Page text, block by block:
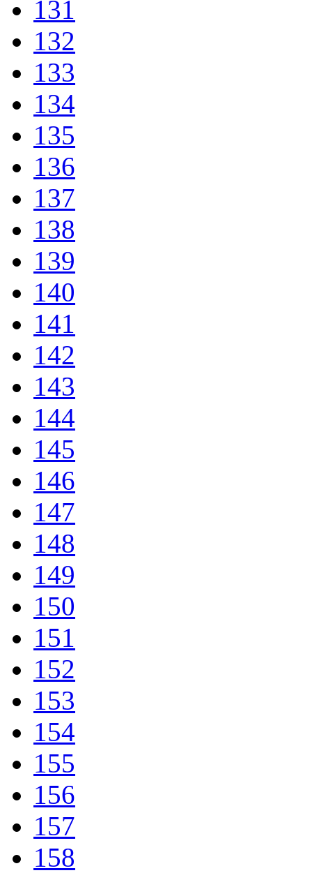
131
132
133
134
135
136
137
138
139
140
141
142
143
144
145
146
147
148
149
150
151
152
153
154
155
156
157
158